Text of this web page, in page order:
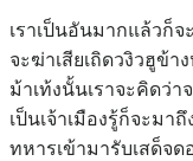
เราเป็นอันมากแล้วก็
จะฆ่าเสียเถิดวงิวฮูข้
ม้าเท้งนั้นเราจะคิดว่
เป็นเจ้าเมืองรู้ก็จะมา
ทหารเข้ามารับเสด็จด